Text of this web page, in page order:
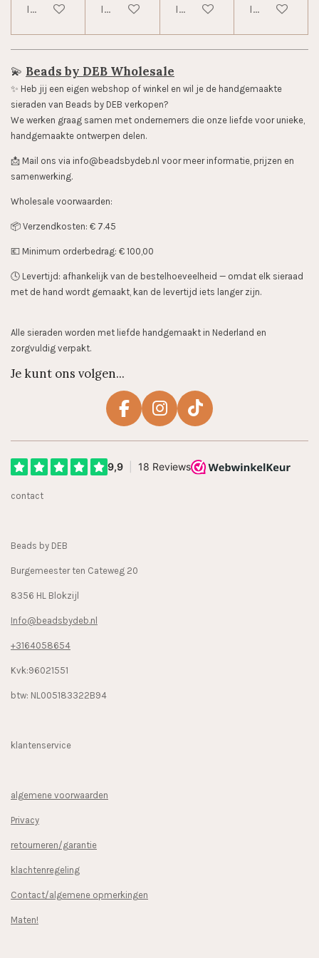
In winkelwagenIn winkelwagenIn winkelwagenIn
💫 Beads by DEB Wholesale
✨️ Heb jij een eigen webshop of winkel en wil je de handgemaakte
sieraden van Beads by DEB verkopen?
We werken graag samen met ondernemers die onze liefde voor unieke,
handgemaakte ontwerpen delen.
📩 Mail ons via info@beadsbydeb.nl voor meer informatie, prijzen en
samenwerking.
Wholesale voorwaarden:
📦 Verzendkosten: € 7.45
💶 Minimum orderbedrag: € 100,00
🕓 Levertijd: afhankelijk van de bestelhoeveelheid — omdat elk sieraad
met de hand wordt gemaakt, kan de levertijd iets langer zijn.
Alle sieraden worden met liefde handgemaakt in Nederland en
zorgvuldig verpakt.
Je kunt ons volgen...
F
e
I
t
T
T
contact
Beads by DEB
Burgemeester ten Cateweg 20
8356 HL Blokzijl
Info@beadsbydeb.nl
+3164058654
Kvk:96021551
btw: NL005183322B94
klantenservice
algemene voorwaarden
Privacy
retourneren/garantie
klachtenregeling
Contact/algemene opmerkingen
Maten!